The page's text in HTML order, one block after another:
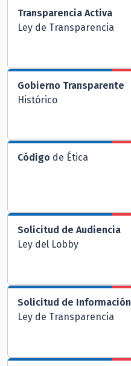
Transparencia Activa
Ley de Transparencia
Gobierno Transparente
Histórico
Código de Ética
Solicitud de Audiencia
Ley del Lobby
Solicitud de Información
Ley de Transparencia